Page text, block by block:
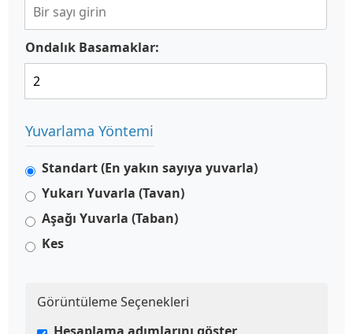
Ondalık Basamaklar:
Yuvarlama Yöntemi
Standart (En yakın sayıya yuvarla)
Yukarı Yuvarla (Tavan)
Aşağı Yuvarla (Taban)
Kes
Görüntüleme Seçenekleri